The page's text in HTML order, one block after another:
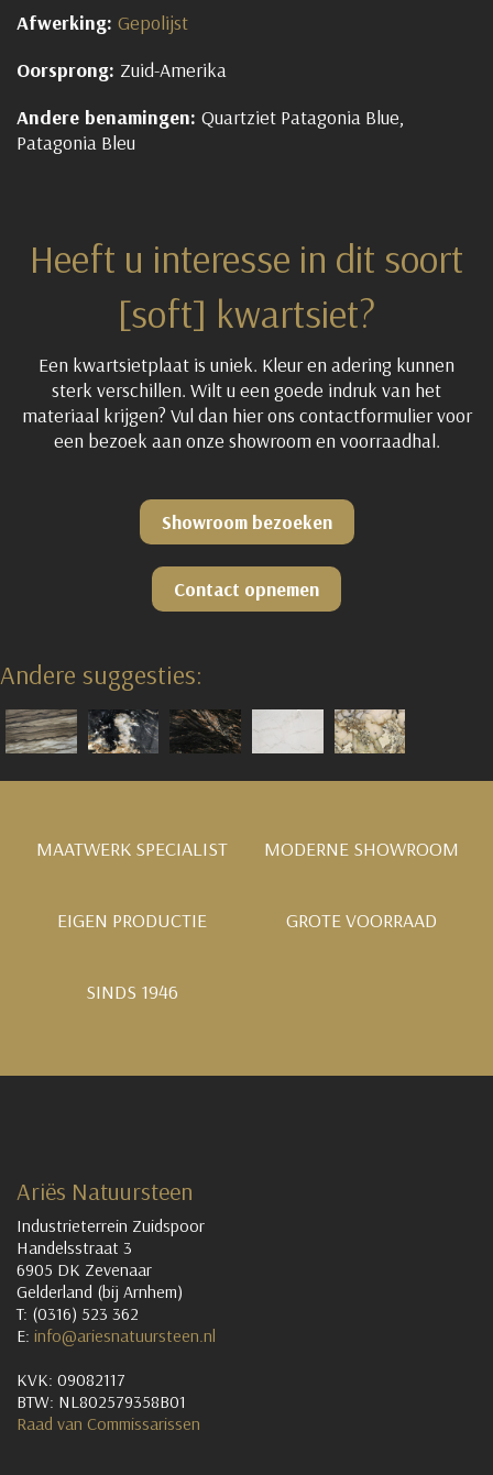
Afwerking: Gepolijst
Oorsprong: Zuid-Amerika
Andere benamingen: Quartziet Patagonia Blue,
Patagonia Bleu
Heeft u interesse in dit soort
[soft] kwartsiet?
Een kwartsietplaat is uniek. Kleur en adering kunnen
sterk verschillen. Wilt u een goede indruk van het
materiaal krijgen? Vul dan hier ons contactformulier voor
een bezoek aan onze showroom en voorraadhal.
Showroom bezoeken
Contact opnemen
Andere suggesties:
MAATWERK SPECIALIST MODERNE SHOWROOM
EIGEN PRODUCTIE GROTE VOORRAAD
SINDS 1946
Ariës Natuursteen
Industrieterrein Zuidspoor
Handelsstraat 3
6905 DK Zevenaar
Gelderland (bij Arnhem)
T: (0316) 523 362
E: info@ariesnatuursteen.nl
KVK: 09082117
BTW: NL802579358B01
Raad van Commissarissen